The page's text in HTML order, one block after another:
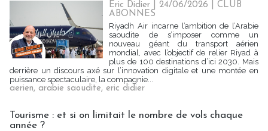
Eric Didier | 24/06/2026 |CLUB
ABONNES
Riyadh Air incarne l’ambition de l’Arabie
saoudite de s’imposer comme un
nouveau géant du transport aérien
mondial, avec l’objectif de relier Riyad à
plus de 100 destinations d’ici 2030. Mais
derrière un discours axé sur l’innovation digitale et une montée en
puissance spectaculaire, la compagnie...
aerien, arabie saoudite, eric didier
Tourisme : et si on limitait le nombre de vols chaque
année ?